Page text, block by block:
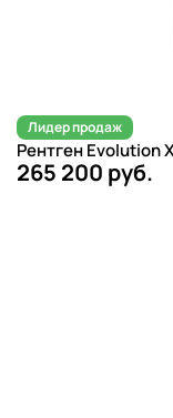
Лидер продаж
Рентген Evolution
265 200 руб.